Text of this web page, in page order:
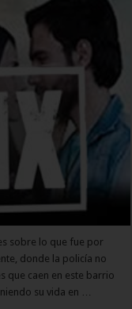
sobre lo que fue por
donde la policía no
que caen en este barrio
su vida en …